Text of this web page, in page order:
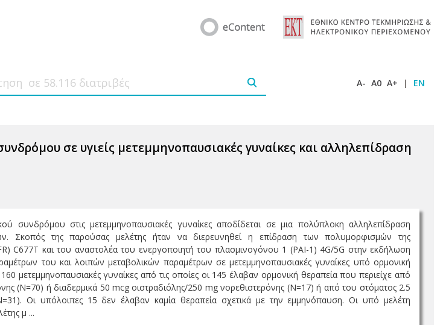
A- A0 A+ | EN
σε υγιείς μετεμμηνοπαυσιακές γυναίκες και αλληλεπίδραση
συνδρόμου στις μετεμμηνοπαυσιακές γυναίκες αποδίδεται σε μια πολύπλοκη αλληλεπίδραση
Σκοπός της παρούσας μελέτης ήταν να διερευνηθεί η επίδραση των πολυμορφισμών της
C677T και του αναστολέα του ενεργοποιητή του πλασμινογόνου 1 (PAI-1) 4G/5G στην εκδήλωση
του και λοιπών μεταβολικών παραμέτρων σε μετεμμηνοπαυσιακές γυναίκες υπό ορμονική
μετεμμηνοπαυσιακές γυναίκες από τις οποίες οι 145 έλαβαν ορμονική θεραπεία που περιείχε από
(Ν=70) ή διαδερμικά 50 mcg οιστραδιόλης/250 mg νορεθιστερόνης (N=17) ή από του στόματος 2.5
Οι υπόλοιπες 15 δεν έλαβαν καμία θεραπεία σχετικά με την εμμηνόπαυση. Οι υπό μελέτη
μ ...